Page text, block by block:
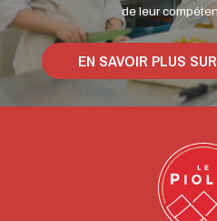
de leur
EN SAVOIR PLUS